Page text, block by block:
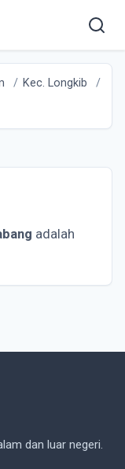
Kec. Longkib
adalah
dan luar negeri.